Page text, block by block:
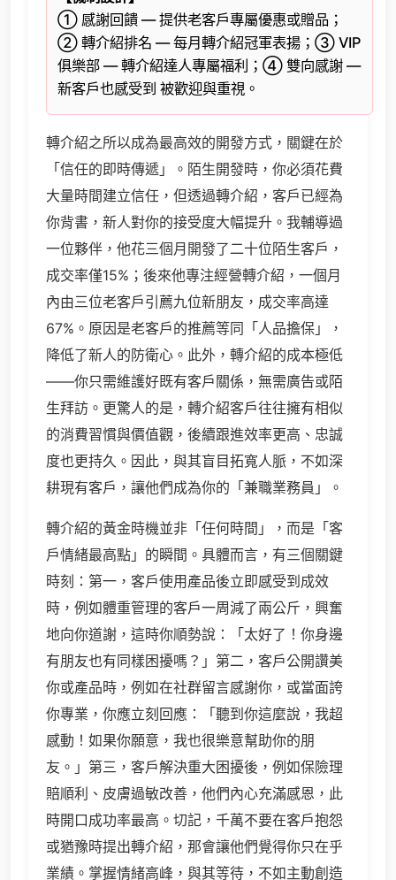
① 感謝回饋 — 提供老客戶專屬優惠或贈品；
② 轉介紹排名 — 每月轉介紹冠軍表揚；③ VIP
俱樂部 — 轉介紹達人專屬福利；④ 雙向感謝 —
新客戶也感受到 被歡迎與重視。
轉介紹之所以成為最高效的開發方式，關鍵在於
「信任的即時傳遞」。陌生開發時，你必須花費
大量時間建立信任，但透過轉介紹，客戶已經為
你背書，新人對你的接受度大幅提升。我輔導過
一位夥伴，他花三個月開發了二十位陌生客戶，
成交率僅15%；後來他專注經營轉介紹，一個月
內由三位老客戶引薦九位新朋友，成交率高達
67%。原因是老客戶的推薦等同「人品擔保」，
降低了新人的防衛心。此外，轉介紹的成本極低
——你只需維護好既有客戶關係，無需廣告或陌
生拜訪。更驚人的是，轉介紹客戶往往擁有相似
的消費習慣與價值觀，後續跟進效率更高、忠誠
度也更持久。因此，與其盲目拓寬人脈，不如深
耕現有客戶，讓他們成為你的「兼職業務員」。
轉介紹的黃金時機並非「任何時間」，而是「客
戶情緒最高點」的瞬間。具體而言，有三個關鍵
時刻：第一，客戶使用產品後立即感受到成效
時，例如體重管理的客戶一周減了兩公斤，興奮
地向你道謝，這時你順勢說：「太好了！你身邊
有朋友也有同樣困擾嗎？」第二，客戶公開讚美
你或產品時，例如在社群留言感謝你，或當面誇
你專業，你應立刻回應：「聽到你這麼說，我超
感動！如果你願意，我也很樂意幫助你的朋
友。」第三，客戶解決重大困擾後，例如保險理
賠順利、皮膚過敏改善，他們內心充滿感恩，此
時開口成功率最高。切記，千萬不要在客戶抱怨
或猶豫時提出轉介紹，那會讓他們覺得你只在乎
業績。掌握情緒高峰，與其等待，不如主動創造